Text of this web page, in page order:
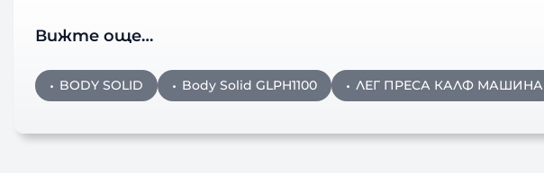
Вижте още…
BODY SOLID Body Solid GLPH1100 ЛЕГ ПРЕСА КАЛФ МАШИНА